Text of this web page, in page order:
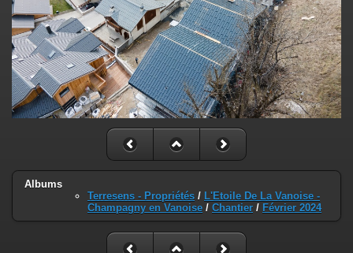
Albums
Terresens - Propriétés / L'Etoile De La Vanoise -
Champagny en Vanoise / Chantier / Février 2024